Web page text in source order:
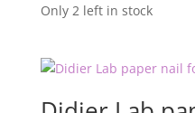
pris
pris
Only 2 left in stock